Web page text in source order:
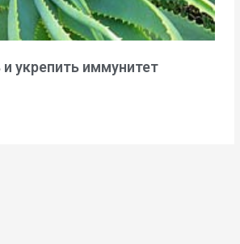
укрепить иммунитет